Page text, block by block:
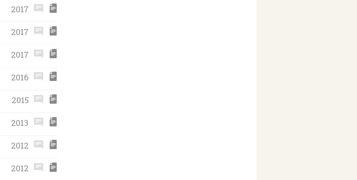
2017
2017
2017
2016
2015
2013
2012
2012